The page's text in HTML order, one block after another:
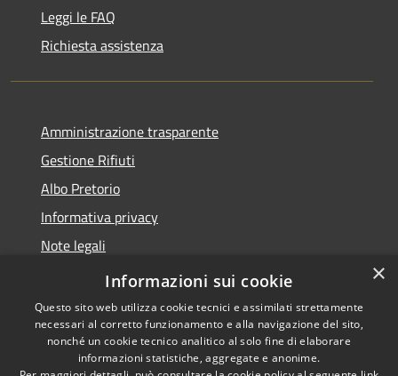
Leggi le FAQ
Richiesta assistenza
Amministrazione trasparente
Gestione Rifiuti
Albo Pretorio
Informativa privacy
Note legali
Dichiarazione di accessibilità
Copyright © 2026 • Comune di
×
Informazioni sui cookie
Questo sito web utilizza cookie tecnici e assimilati strettamente
necessari al corretto funzionamento e alla navigazione del sito,
nonché un cookie tecnico analitico al solo fine di elaborare
informazioni statistiche, aggregate e anonime.